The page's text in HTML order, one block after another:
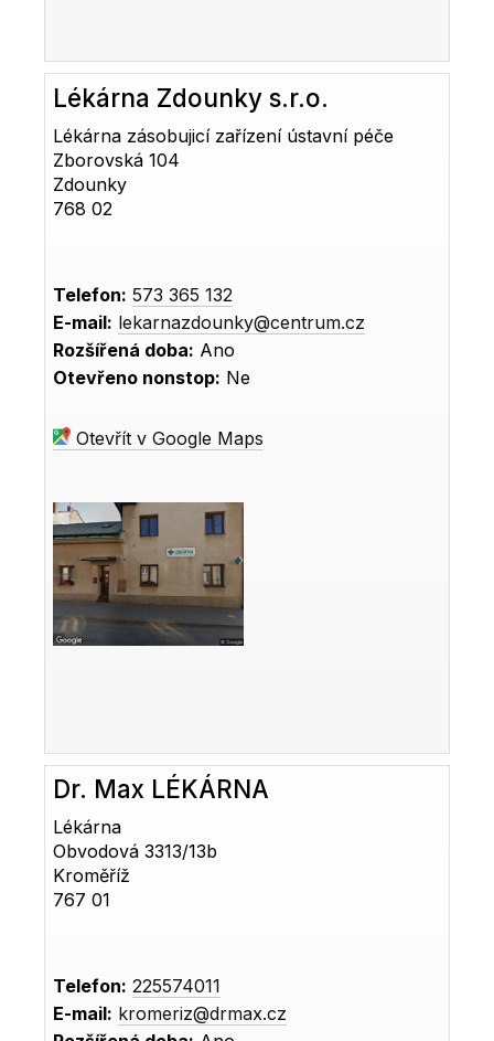
Lékárna Zdounky s.r.o.
Lékárna zásobujicí zařízení ústavní péče
Zborovská 104
Zdounky
768 02
Telefon: 573 365 132
E-mail: lekarnazdounky@centrum.cz
Rozšířená doba: Ano
Otevřeno nonstop: Ne
Otevřít v Google Maps
Dr. Max LÉKÁRNA
Lékárna
Obvodová 3313/13b
Kroměříž
767 01
Telefon: 225574011
E-mail: kromeriz@drmax.cz